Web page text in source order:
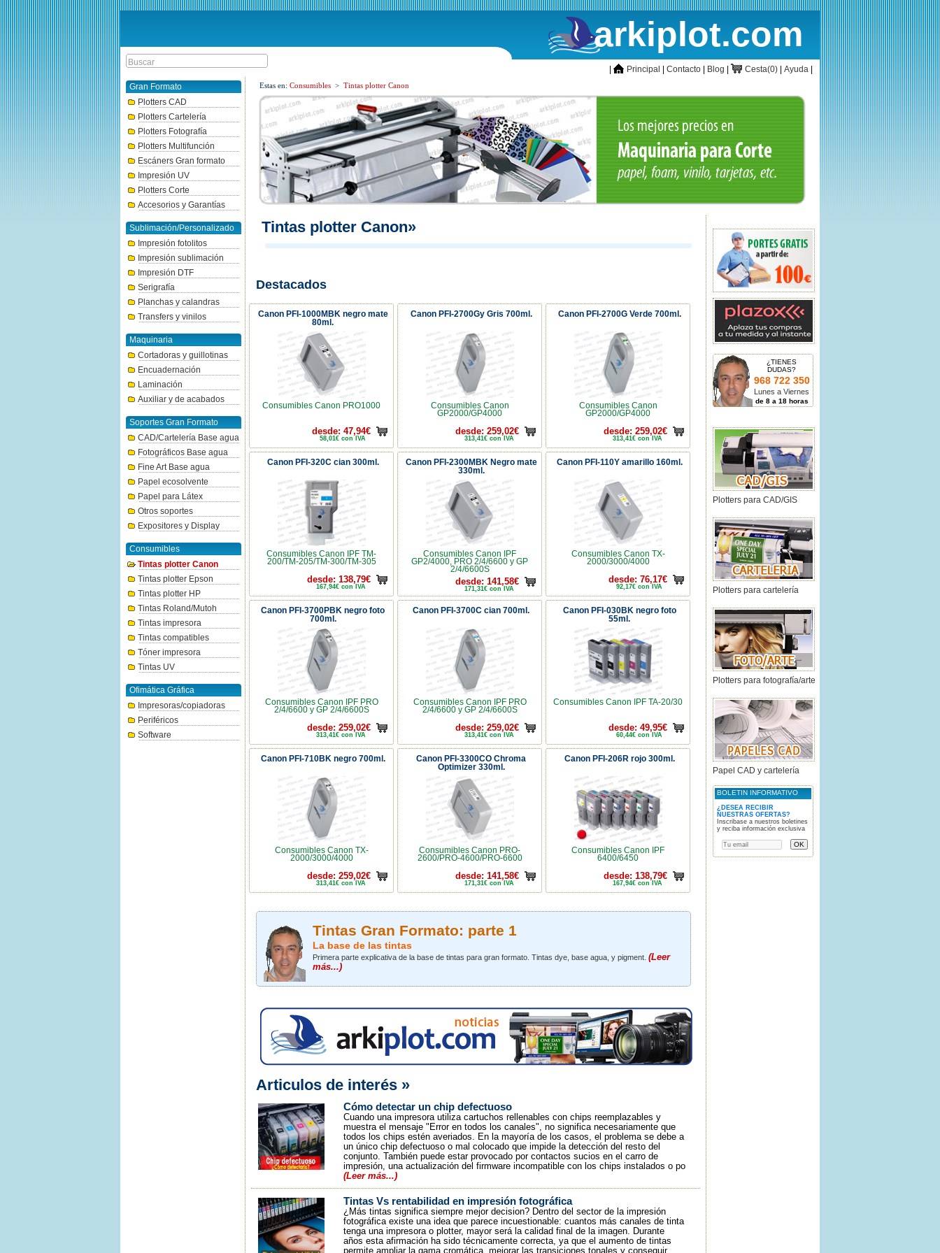
arkiplot.com
inicioPrincipal Contacto Blog CestaCesta(0) Ayuda
Gran Formato
Plotters CAD
Plotters Cartelería
Plotters Fotografía
Plotters Multifunción
Escáners Gran formato
Impresión UV
Plotters Corte
Accesorios y Garantías
Sublimación/Personalizado
Impresión fotolitos
Impresión sublimación
Impresión DTF
Serigrafía
Planchas y calandras
Transfers y vinilos
Maquinaria
Cortadoras y guillotinas
Encuadernación
Laminación
Auxiliar y de acabados
Soportes Gran Formato
CAD/Cartelería Base agua
Fotográficos Base agua
Fine Art Base agua
Papel ecosolvente
Papel para Látex
Otros soportes
Expositores y Display
Consumibles
Tintas plotter Canon
Tintas plotter Epson
Tintas plotter HP
Tintas Roland/Mutoh
Tintas impresora
Tintas compatibles
Tóner impresora
Tintas UV
Ofimática Gráfica
Impresoras/copiadoras
Periféricos
Software
Estas en: Consumibles > Tintas plotter Canon
Tintas plotter Canon»
Destacados
Canon PFI-1000MBK negro mate
80ml.
Consumibles Canon PRO1000
desde: 47,94€
58,01€ con IVA
Canon PFI-2700Gy Gris 700ml.
Consumibles Canon
GP2000/GP4000
desde: 259,02€
313,41€ con IVA
Canon PFI-2700G Verde 700ml.
Consumibles Canon
GP2000/GP4000
desde: 259,02€
313,41€ con IVA
Canon PFI-320C cian 300ml.
Consumibles Canon IPF TM-
200/TM-205/TM-300/TM-305
desde: 138,79€
167,94€ con IVA
Canon PFI-2300MBK Negro mate
330ml.
Consumibles Canon IPF
GP2/4000, PRO 2/4/6600 y GP
2/4/6600S
desde: 141,58€
171,31€ con IVA
Canon PFI-110Y amarillo 160ml.
Consumibles Canon TX-
2000/3000/4000
desde: 76,17€
92,17€ con IVA
Canon PFI-3700PBK negro foto
700ml.
Consumibles Canon IPF PRO
2/4/6600 y GP 2/4/6600S
desde: 259,02€
313,41€ con IVA
Canon PFI-3700C cian 700ml.
Consumibles Canon IPF PRO
2/4/6600 y GP 2/4/6600S
desde: 259,02€
313,41€ con IVA
Canon PFI-030BK negro foto
55ml.
Consumibles Canon IPF TA-20/30
desde: 49,95€
60,44€ con IVA
Canon PFI-710BK negro 700ml.
Consumibles Canon TX-
2000/3000/4000
desde: 259,02€
313,41€ con IVA
Canon PFI-3300CO Chroma
Optimizer 330ml.
Consumibles Canon PRO-
2600/PRO-4600/PRO-6600
desde: 141,58€
171,31€ con IVA
Canon PFI-206R rojo 300ml.
Consumibles Canon IPF
6400/6450
desde: 138,79€
167,94€ con IVA
Tintas Gran Formato: parte 1
La base de las tintas
Primera parte explicativa de la base de tintas para gran formato. Tintas dye, base agua, y pigment. (Leer
más...)
Articulos de interés »
Cómo detectar un chip defectuoso
Cuando una impresora utiliza cartuchos rellenables con chips reemplazables y
muestra el mensaje "Error en todos los canales", no significa necesariamente que
todos los chips estén averiados. En la mayoría de los casos, el problema se debe a
un único chip defectuoso o mal colocado que impide la detección del resto del
conjunto. También puede estar provocado por contactos sucios en el carro de
impresión, una actualización del firmware incompatible con los chips instalados o po
(Leer más...)
Tintas Vs rentabilidad en impresión fotográfica
¿Más tintas significa siempre mejor decision? Dentro del sector de la impresión
fotográfica existe una idea que parece incuestionable: cuantos más canales de tinta
tenga una impresora o plotter, mayor será la calidad final de la imagen. Durante
años esta afirmación ha sido técnicamente correcta, ya que el aumento de tintas
permite ampliar la gama cromática, mejorar las transiciones tonales y conseguir
¿TIENES
DUDAS?
968 722 350
Lunes a Viernes
de 8 a 18 horas
Plotters para CAD/GIS
Plotters para cartelería
Plotters para fotografía/arte
Papel CAD y cartelería
BOLETIN INFORMATIVO
¿DESEA RECIBIR
NUESTRAS OFERTAS?
Inscribase a nuestros boletines
y reciba información exclusiva